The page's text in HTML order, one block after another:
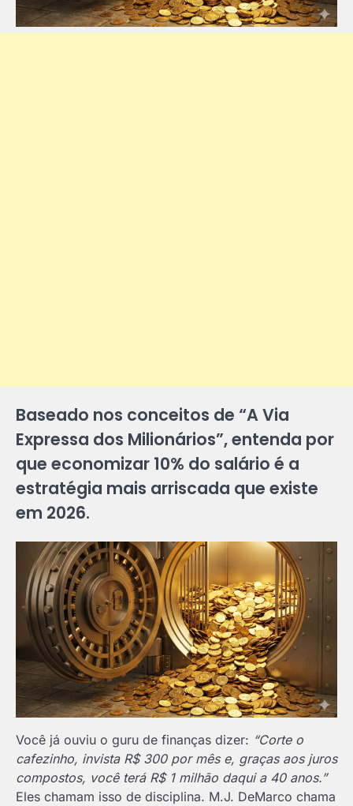
Baseado nos conceitos de “A Via
Expressa dos Milionários”, entenda por
que economizar 10% do salário é a
estratégia mais arriscada que existe
em 2026.
Você já ouviu o guru de finanças dizer: “Corte o
cafezinho, invista R$ 300 por mês e, graças aos juros
compostos, você terá R$ 1 milhão daqui a 40 anos.”
Eles chamam isso de disciplina. M.J. DeMarco chama